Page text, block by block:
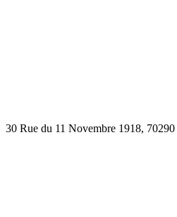
30 Rue du 11 Novembre 1918, 70290